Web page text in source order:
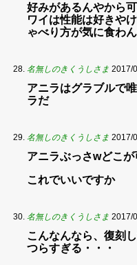
好みがあるんやから
ワイは性能は好きや
ゃべり方が気に食わ
名無しのきくうしさま 2017/
アニラはグラブルで
ラだ
名無しのきくうしさま 2017/
アニラぶっさwどこ
これでいいですか
名無しのきくうしさま 2017/
こんなんなら、復刻
つらすぎる・・・